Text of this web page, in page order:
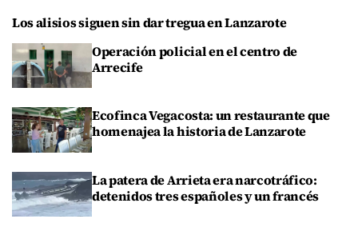
Los alisios siguen sin dar tregua en Lanzarote
Operación policial en el centro de
Arrecife
Ecofinca Vegacosta: un restaurante que
homenajea la historia de Lanzarote
La patera de Arrieta era narcotráfico:
detenidos tres españoles y un francés